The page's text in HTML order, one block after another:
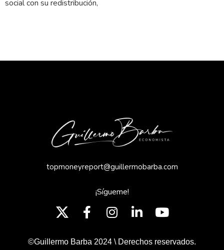
social con su redistribución,
topmoneyreport@guillermobarba.com
¡Sígueme!
©Guillermo Barba 2024 \ Derechos reservados.